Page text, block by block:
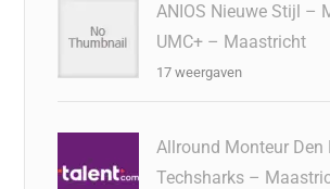
ANIOS Nieuwe Stijl –
UMC+ – Maastricht
17 weergaven
Allround Monteur Den
Techsharks –